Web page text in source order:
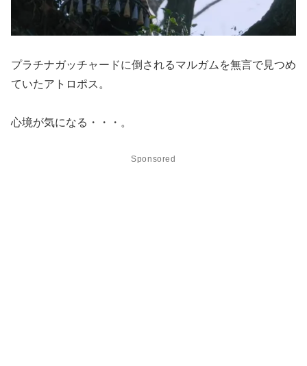
プラチナガッチャードに倒されるマルガムを無言で見つめ
ていたアトロポス。
心境が気になる・・・。